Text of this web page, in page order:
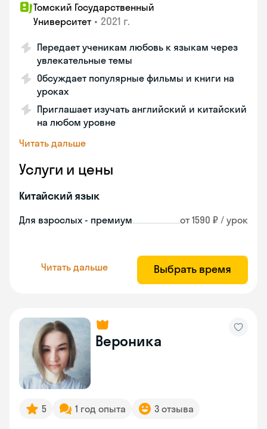
Томский Государственный
Университет • 2021 г.
Передает ученикам любовь к языкам через
увлекательные темы
Обсуждает популярные фильмы и книги на
уроках
Приглашает изучать английский и китайский
на любом уровне
Читать дальше
Услуги и цены
Китайский язык
Для взрослых - премиум от 1590 ₽ / урок
Читать дальше Выбрать время
Вероника
5 1 год опыта 3 отзыва